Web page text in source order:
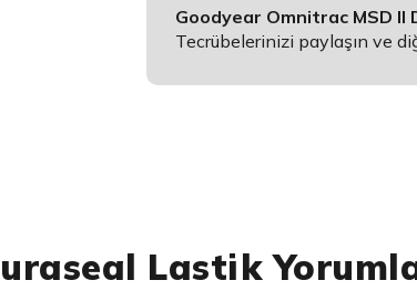
Goodyear Omnitrac MSD II
Tecrübelerinizi paylaşın ve
Lastik